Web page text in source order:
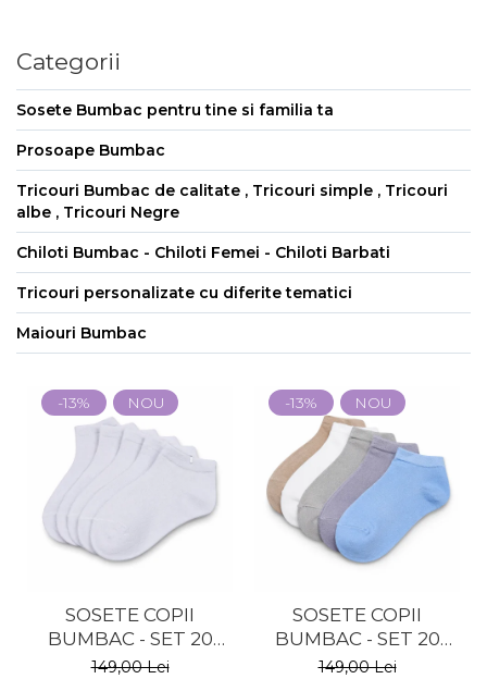
Categorii
Sosete Bumbac pentru tine si familia ta
Prosoape Bumbac
Tricouri Bumbac de calitate , Tricouri simple , Tricouri
albe , Tricouri Negre
Chiloti Bumbac - Chiloti Femei - Chiloti Barbati
Tricouri personalizate cu diferite tematici
Maiouri Bumbac
-13% NOU
SOSETE COPII
BUMBAC - SET 20
PERECHI - ALBE
149,00 Lei
-13% NOU
SOSETE COPII
BUMBAC - SET 20
PERECHI - COLORATE
149,00 Lei